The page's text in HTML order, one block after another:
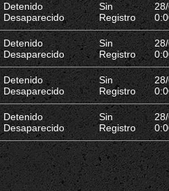
Detenido
Desaparecido
Sin
Registro
Detenido
Desaparecido
Sin
Registro
Detenido
Desaparecido
Sin
Registro
Detenido
Desaparecido
Sin
Registro